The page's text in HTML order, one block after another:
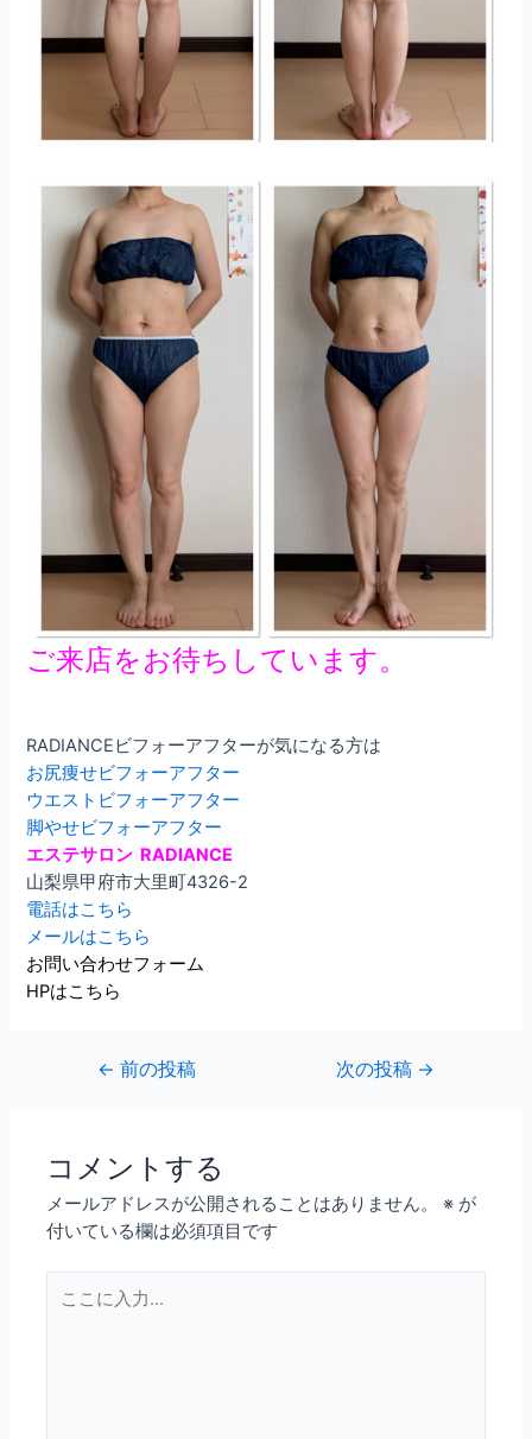
ご来店をお待ちしています。
RADIANCEビフォーアフターが気になる方は
お尻痩せビフォーアフター
ウエストビフォーアフター
脚やせビフォーアフター
エステサロン RADIANCE
山梨県甲府市大里町4326-2
電話はこちら
メールはこちら
お問い合わせフォーム
HPはこちら
← 前の投稿 次の投稿 →
コメントする
メールアドレスが公開されることはありません。 ※ が
付いている欄は必須項目です
こ